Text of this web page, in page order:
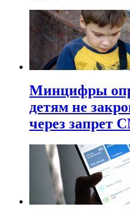
Минцифры
детям не
через запрет